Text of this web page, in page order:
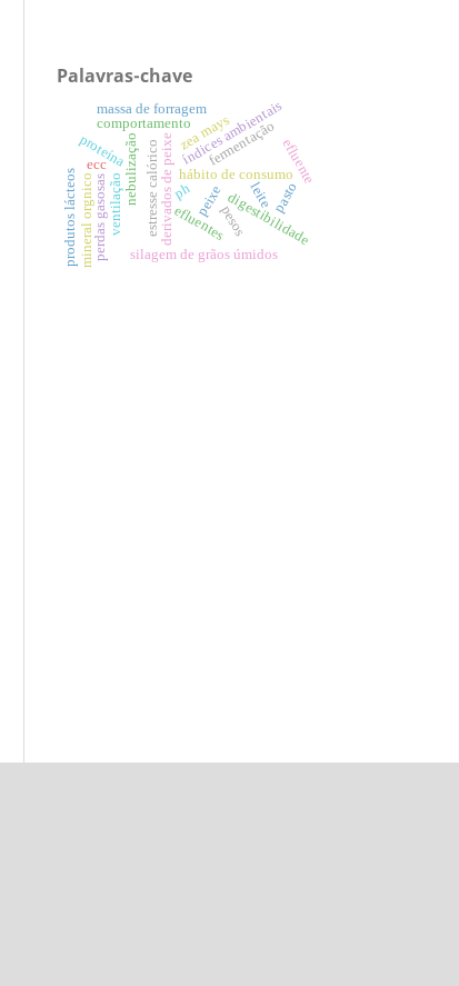
Palavras-chave
peixe
derivados de peixe hábito de consumo
comportamento
estresse calórico
índices ambientais
nebulização
ventilação digestibilidade
efluente
fermentação
ph
proteína
massa de forragem
zea mays
silagem de grãos úmidos
efluentes
perdas gasosas pesos
mineral orgnico pasto
leite
produtos lácteos
ecc